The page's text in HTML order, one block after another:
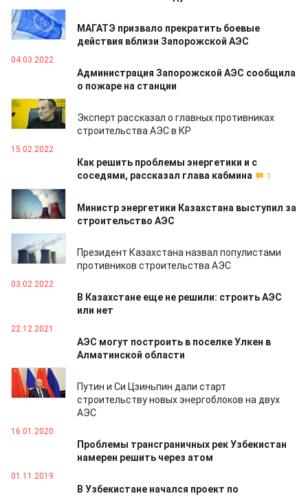
04.03.2022
МАГАТЭ призвало прекратить боевые
действия вблизи Запорожской АЭС
04.03.2022
Администрация Запорожской АЭС сообщила
о пожаре на станции
21.02.2022
Эксперт рассказал о главных противниках
строительства АЭС в КР
15.02.2022
Как решить проблемы энергетики и с
соседями, рассказал глава кабмина
1
14.02.2022
Министр энергетики Казахстана выступил за
строительство АЭС
09.02.2022
Президент Казахстана назвал популистами
противников строительства АЭС
03.02.2022
В Казахстане еще не решили: строить АЭС
или нет
22.12.2021
АЭС могут построить в поселке Улкен в
Алматинской области
19.05.2021
Путин и Си Цзиньпин дали старт
строительству новых энергоблоков на двух
АЭС
16.01.2020
Проблемы трансграничных рек Узбекистан
намерен решить через атом
01.11.2019
В Узбекистане начался проект по